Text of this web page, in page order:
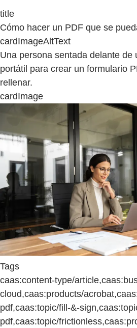
title
Cómo hacer un PDF que se
cardImageAltText
Una persona sentada delante de
portátil para crear un formulario
rellenar.
cardImage
Tags
caas:content-type/
cloud,caas:products/
pdf,caas:topic/fill-&-
pdf,caas:topic/